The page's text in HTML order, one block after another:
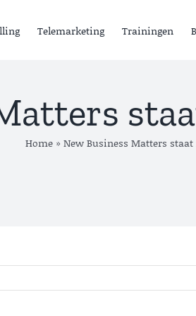
Telemarketing Trainingen
Home» New Business Matters staat